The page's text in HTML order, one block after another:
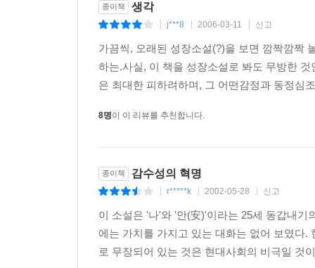
종이책 생각
j***8 2006-03-11 신고
가끔씩, 오래된 성장소설(?)을 보면 깜짝깜짝
하는.사실, 이 책을 성장소설로 봐도 무방한
은 최대한 피하려하며, 그 어떤감정과 동정심
8명이 이 리뷰를 추천합니다.
종이책 감수성의 혁명
r*****k 2002-05-28 신고
이 소설은 '나'와 '안(安)'이라는 25세 동갑내
에는 가치를 가지고 있는 대화는 없어 보였다
로 무장되어 있는 것은 현대사회의 비극일 것